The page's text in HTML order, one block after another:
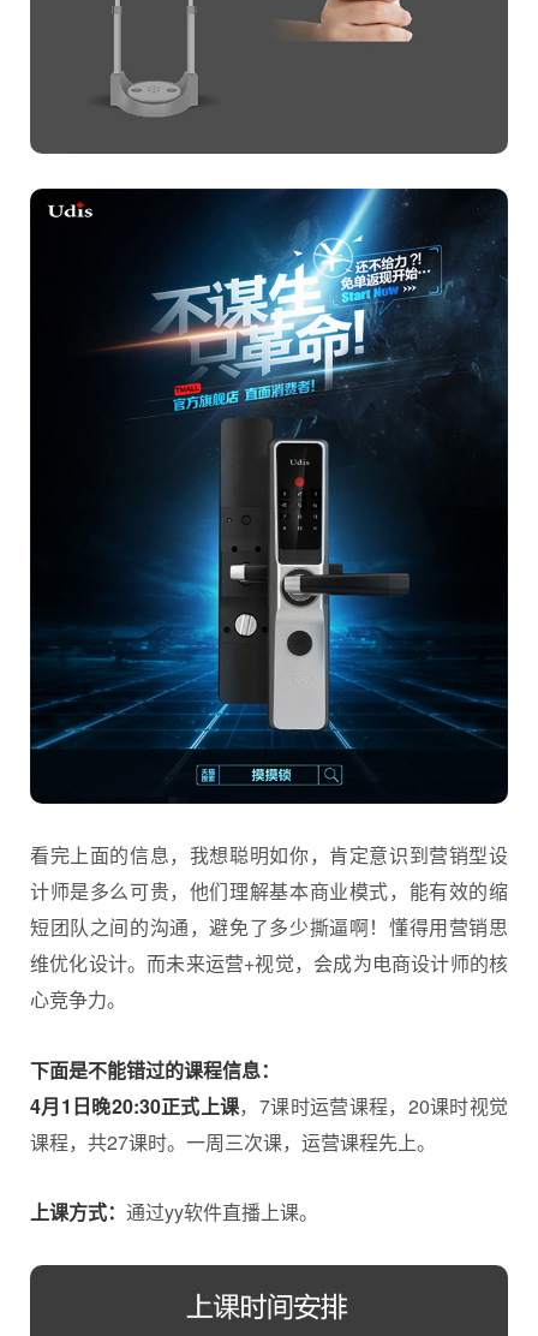
看完上面的信息，我想聪明如你，肯定意识到营销型设
计师是多么可贵，他们理解基本商业模式，能有效的缩
短团队之间的沟通，避免了多少撕逼啊！懂得用营销思
维优化设计。而未来运营+视觉，会成为电商设计师的核
心竞争力。
下面是不能错过的课程信息：
4月1日晚20:30正式上课，7课时运营课程，20课时视觉
课程，共27课时。一周三次课，运营课程先上。
上课方式： 通过yy软件直播上课。